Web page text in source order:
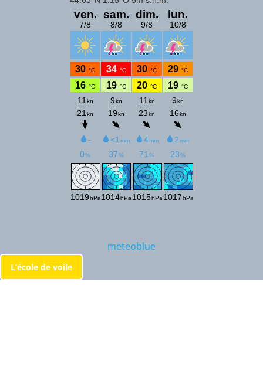
meteoblue
L’école de voile